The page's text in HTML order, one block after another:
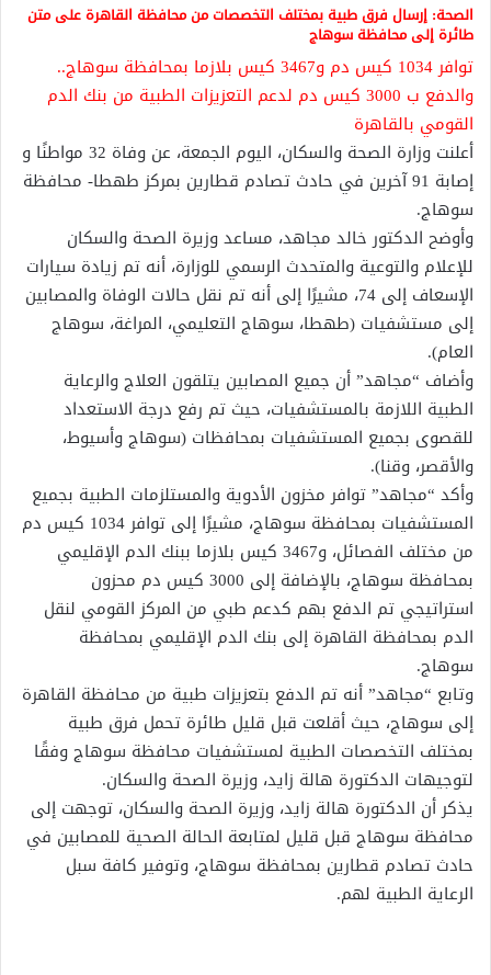
الصحة: إرسال فرق طبية بمختلف التخصصات من محافظة القاهرة على متن
طائرة إلى محافظة سوهاج
توافر 1034 كيس دم و3467 كيس بلازما بمحافظة سوهاج..
والدفع ب 3000 كيس دم لدعم التعزيزات الطبية من بنك الدم
القومي بالقاهرة
أعلنت وزارة الصحة والسكان، اليوم الجمعة، عن وفاة 32 مواطنًا و
إصابة 91 آخرين في حادث تصادم قطارين بمركز طهطا- محافظة
سوهاج.
وأوضح الدكتور خالد مجاهد، مساعد وزيرة الصحة والسكان
للإعلام والتوعية والمتحدث الرسمي للوزارة، أنه تم زيادة سيارات
الإسعاف إلى 74، مشيرًا إلى أنه تم نقل حالات الوفاة والمصابين
إلى مستشفيات (طهطا، سوهاج التعليمي، المراغة، سوهاج
العام).
وأضاف “مجاهد” أن جميع المصابين يتلقون العلاج والرعاية
الطبية اللازمة بالمستشفيات، حيث تم رفع درجة الاستعداد
للقصوى بجميع المستشفيات بمحافظات (سوهاج وأسيوط،
والأقصر، وقنا).
وأكد “مجاهد” توافر مخزون الأدوية والمستلزمات الطبية بجميع
المستشفيات بمحافظة سوهاج، مشيرًا إلى توافر 1034 كيس دم
من مختلف الفصائل، و3467 كيس بلازما ببنك الدم الإقليمي
بمحافظة سوهاج، بالإضافة إلى 3000 كيس دم محزون
استراتيجي تم الدفع بهم كدعم طبي من المركز القومي لنقل
الدم بمحافظة القاهرة إلى بنك الدم الإقليمي بمحافظة
سوهاج.
وتابع “مجاهد” أنه تم الدفع بتعزيزات طبية من محافظة القاهرة
إلى سوهاج، حيث أقلعت قبل قليل طائرة تحمل فرق طبية
بمختلف التخصصات الطبية لمستشفيات محافظة سوهاج وفقًا
لتوجيهات الدكتورة هالة زايد، وزيرة الصحة والسكان.
يذكر أن الدكتورة هالة زايد، وزيرة الصحة والسكان، توجهت إلى
محافظة سوهاج قبل قليل لمتابعة الحالة الصحية للمصابين في
حادث تصادم قطارين بمحافظة سوهاج، وتوفير كافة سبل
الرعاية الطبية لهم.